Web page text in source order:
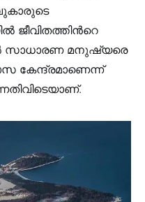
ജീവിതത്തിന്‍റെ
സാധാരണ മനുഷ്യരെ
കേന്ദ്രമാണെന്ന്